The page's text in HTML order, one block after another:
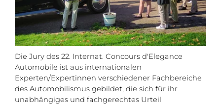
Die Jury des 22. Internat. Concours d'Elegance
Automobile ist aus internationalen
Experten/Expertinnen verschiedener Fachbereiche
des Automobilismus gebildet, die sich für ihr
unabhängiges und fachgerechtes Urteil